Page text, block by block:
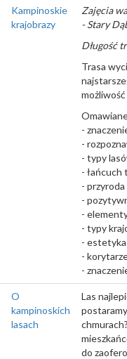
Kampinoskie
krajobrazy
Zajęcia
- Stary
Długość
Trasa
-
-
- typy
-
-
-
-
- typy
- estetyka
-
-
O
kampinoskich
lasach
Las
do